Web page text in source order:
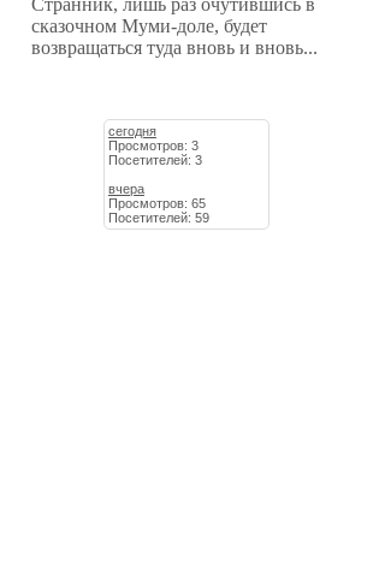
сказочном Муми-доле, будет
возвращаться туда вновь и вновь...
сегодня
Просмотров: 3
Посетителей: 3
вчера
Просмотров: 65
Посетителей: 59